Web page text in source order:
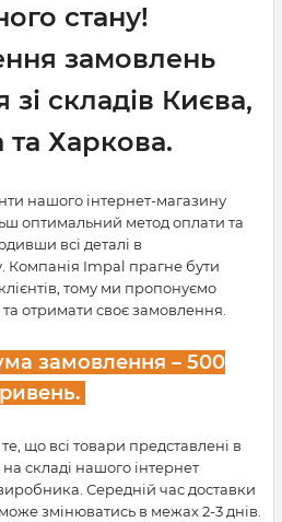
стану!
замовлень
зі складів Києва,
та Харкова.
нашого інтернет-магазину
оптимальний метод оплати та
всі деталі в
Компанія Impal прагне бути
тому ми пропонуємо
отримати своє замовлення.
замовлення – 500
що всі товари представлені в
складі нашого інтернет
Середній час доставки
змінюватись в межах 2-3 днів.